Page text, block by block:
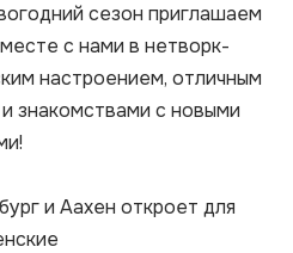
сезон приглашаем
с нами в нетворк-
настроением, отличным
знакомствами с новыми
и Аахен откроет для